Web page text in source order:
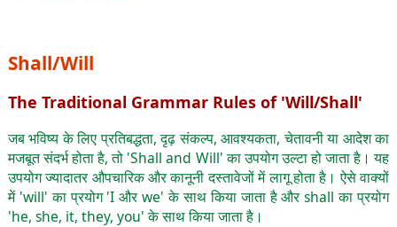
Shall/Will
The Traditional Grammar Rules of 'Will/Shall'
जब भविष्य के लिए प्रतिबद्धता, दृढ़ संकल्प, आवश्यकता, चेतावनी या आदेश का
मजबूत संदर्भ होता है, तो 'Shall and Will' का उपयोग उल्टा हो जाता है। यह
उपयोग ज्यादातर औपचारिक और कानूनी दस्तावेजों में लागू होता है। ऐसे वाक्यों
में 'will' का प्रयोग 'I और we' के साथ किया जाता है और shall का प्रयोग
'he, she, it, they, you' के साथ किया जाता है।